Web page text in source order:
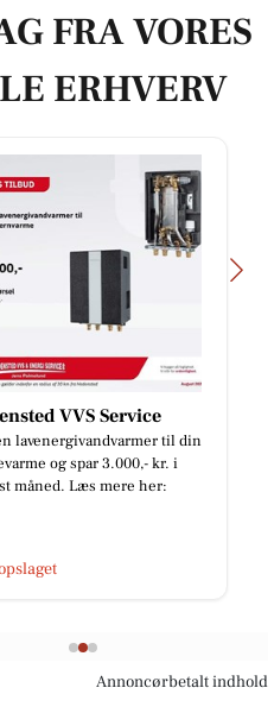
FRA VORES
ERHVERV
Service
til din
3.000,- kr. i
mere her:
Annoncørbetalt indhold